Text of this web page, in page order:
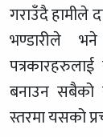
गराउँदै हामीले
भण्डारीले
बनाउन
स्तरमा यसको